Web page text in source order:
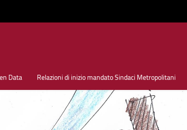
Data Relazioni di inizio mandato Sindaci Metropolitani